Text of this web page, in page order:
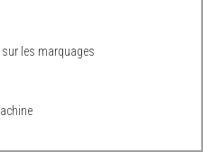
les marquages